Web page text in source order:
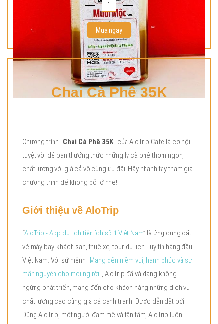
Mua ngay
Chai Cà Phê 35K
Chương trình "Chai Cà Phê 35K" của AloTrip Cafe là cơ hội
tuyệt vời để bạn thưởng thức những ly cà phê thơm ngon,
chất lượng với giá cả vô cùng ưu đãi. Hãy nhanh tay tham gia
chương trình để không bỏ lỡ nhé!
Giới thiệu về AloTrip
“AloTrip - App du lịch tiện ích số 1 Việt Nam” là ứng dụng đặt
vé máy bay, khách sạn, thuê xe, tour du lịch… uy tín hàng đầu
Việt Nam. Với sứ mệnh "Mang đến niềm vui, hạnh phúc và sự
mãn nguyện cho mọi người", AloTrip đã và đang không
ngừng phát triển, mang đến cho khách hàng những dịch vụ
chất lượng cao cùng giá cả cạnh tranh. Được dẫn dắt bởi
Dũng AloTrip, một người đam mê và tận tâm, AloTrip luôn